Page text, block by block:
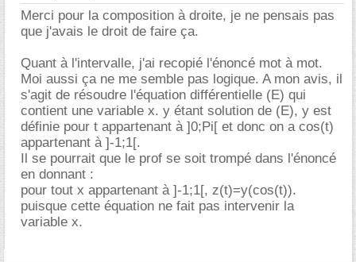
Merci pour la composition à droite, je ne pensais pas
que j'avais le droit de faire ça.
Quant à l'intervalle, j'ai recopié l'énoncé mot à mot.
Moi aussi ça ne me semble pas logique. A mon avis, il
s'agit de résoudre l'équation différentielle (E) qui
contient une variable x. y étant solution de (E), y est
définie pour t appartenant à ]0;Pi[ et donc on a cos(t)
appartenant à ]-1;1[.
Il se pourrait que le prof se soit trompé dans l'énoncé
en donnant :
pour tout x appartenant à ]-1;1[, z(t)=y(cos(t)).
puisque cette équation ne fait pas intervenir la
variable x.